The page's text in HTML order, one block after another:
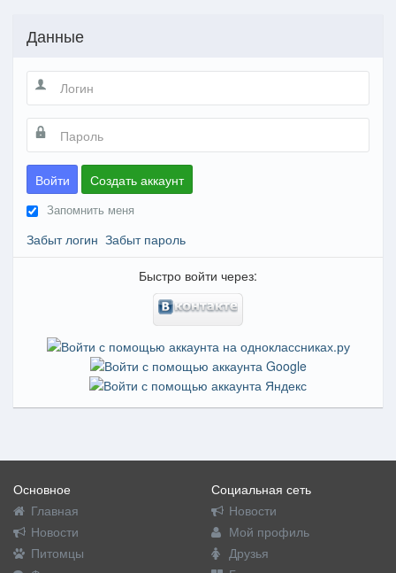
Данные
Войти Создать аккаунт
Запомнить меня
Забыт логин Забыт пароль
Быстро войти через:
Основное
Главная
Новости
Питомцы
Социальная сеть
Новости
Мой профиль
Друзья